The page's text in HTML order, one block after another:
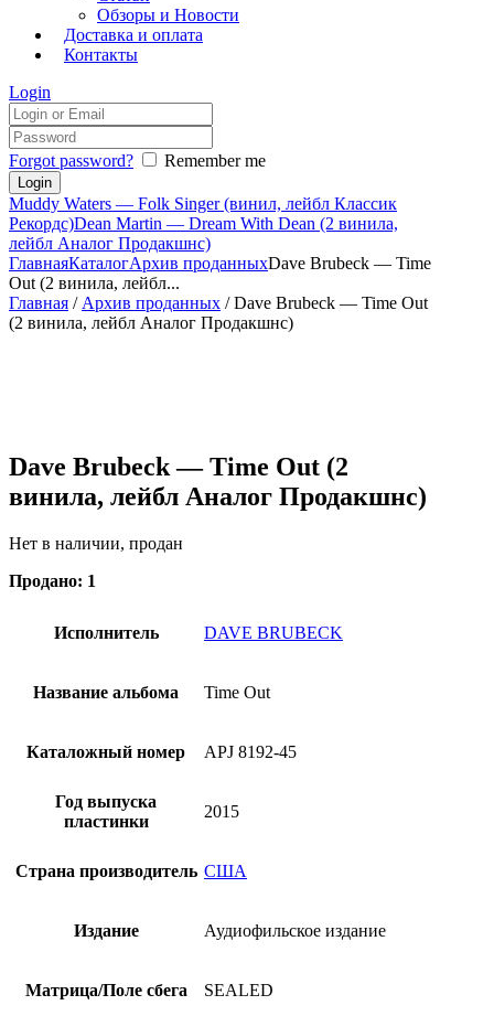
Обзоры и Новости
Доставка и оплата
Контакты
Login
Forgot password? Remember me
Muddy Waters — Folk Singer (винил, лейбл Классик
Рекордс)Dean Martin — Dream With Dean (2 винила,
лейбл Аналог Продакшнс)
ГлавнаяКаталогАрхив проданныхDave Brubeck — Time
Out (2 винила, лейбл...
Главная / Архив проданных / Dave Brubeck — Time Out
(2 винила, лейбл Аналог Продакшнс)
Dave Brubeck — Time Out (2
винила, лейбл Аналог Продакшнс)
Нет в наличии, продан
Продано: 1
Исполнитель DAVE BRUBECK
Название альбома Time Out
Каталожный номер APJ 8192-45
Год выпуска
пластинки
2015
Страна производитель США
Издание Аудиофильское издание
Матрица/Поле сбега SEALED